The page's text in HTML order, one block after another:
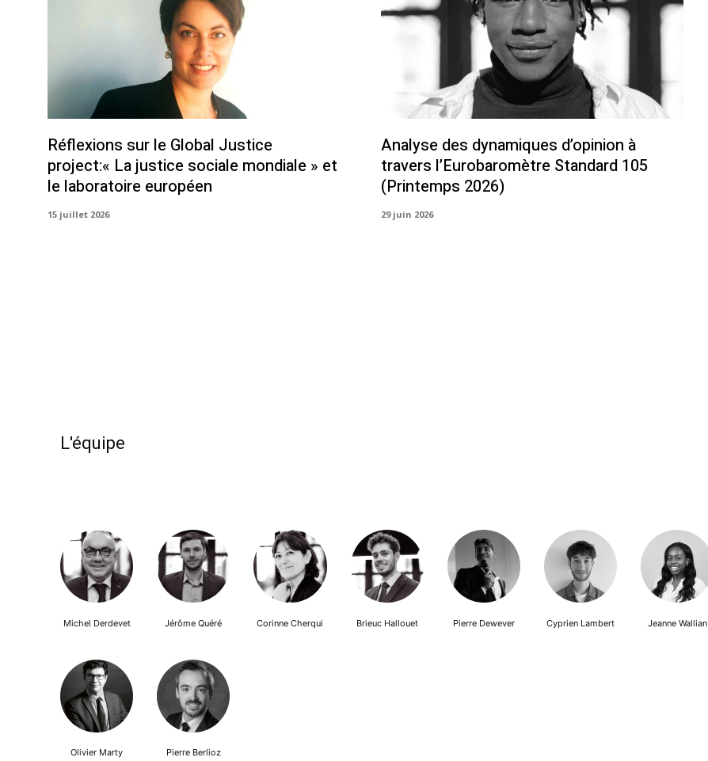
Réflexions sur le Global Justice
project:« La justice sociale mondiale » et
le laboratoire européen
15 juillet 2026
Analyse des dynamiques d’opinion à
travers l’Eurobaromètre Standard 105
(Printemps 2026)
29 juin 2026
L'équipe
Michel Derdevet Jérôme Quéré Corinne Cherqui Brieuc Hallouet Pierre Dewever Cyprien Lambert Jeanne Wallian
Olivier Marty Pierre Berlioz